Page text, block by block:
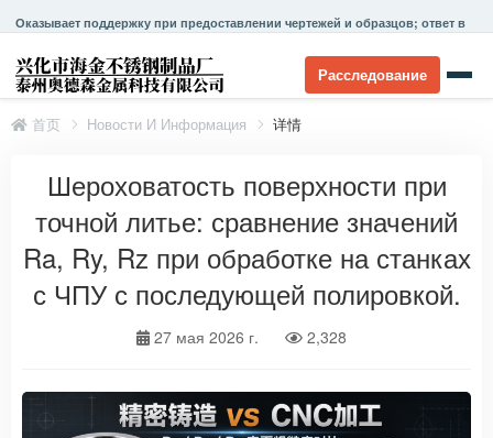
Оказывает поддержку при предоставлении чертежей и образцов; ответ в
Расследование
首页 Новости И Информация 详情
Шероховатость поверхности при
точной литье: сравнение значений
Ra, Ry, Rz при обработке на станках
с ЧПУ с последующей полировкой.
27 мая 2026 г. 2,328